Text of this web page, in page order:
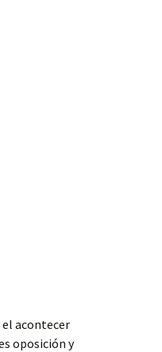
el acontecer
oposición y